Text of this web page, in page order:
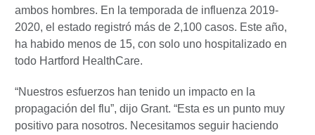
ambos hombres. En la temporada de influenza 2019-
2020, el estado registró más de 2,100 casos. Este año,
ha habido menos de 15, con solo uno hospitalizado en
todo Hartford HealthCare.
“Nuestros esfuerzos han tenido un impacto en la
propagación del flu”, dijo Grant. “Esta es un punto muy
positivo para nosotros. Necesitamos seguir haciendo